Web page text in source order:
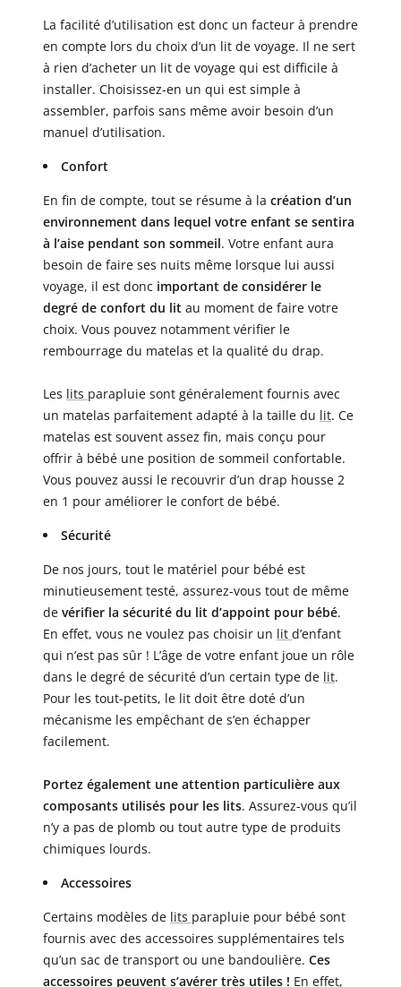
La facilité d’utilisation est donc un facteur à prendre
en compte lors du choix d’un lit de voyage. Il ne sert
à rien d’acheter un lit de voyage qui est difficile à
installer. Choisissez-en un qui est simple à
assembler, parfois sans même avoir besoin d’un
manuel d’utilisation.
Confort
En fin de compte, tout se résume à la création d’un
environnement dans lequel votre enfant se sentira
à l’aise pendant son sommeil. Votre enfant aura
besoin de faire ses nuits même lorsque lui aussi
voyage, il est donc important de considérer le
degré de confort du lit au moment de faire votre
choix. Vous pouvez notamment vérifier le
rembourrage du matelas et la qualité du drap.
Les lits parapluie sont généralement fournis avec
un matelas parfaitement adapté à la taille du lit. Ce
matelas est souvent assez fin, mais conçu pour
offrir à bébé une position de sommeil confortable.
Vous pouvez aussi le recouvrir d’un drap housse 2
en 1 pour améliorer le confort de bébé.
Sécurité
De nos jours, tout le matériel pour bébé est
minutieusement testé, assurez-vous tout de même
de vérifier la sécurité du lit d’appoint pour bébé.
En effet, vous ne voulez pas choisir un lit d’enfant
qui n’est pas sûr ! L’âge de votre enfant joue un rôle
dans le degré de sécurité d’un certain type de lit.
Pour les tout-petits, le lit doit être doté d’un
mécanisme les empêchant de s’en échapper
facilement.
Portez également une attention particulière aux
composants utilisés pour les lits. Assurez-vous qu’il
n’y a pas de plomb ou tout autre type de produits
chimiques lourds.
Accessoires
Certains modèles de lits parapluie pour bébé sont
fournis avec des accessoires supplémentaires tels
qu’un sac de transport ou une bandoulière. Ces
accessoires peuvent s’avérer très utiles ! En effet,